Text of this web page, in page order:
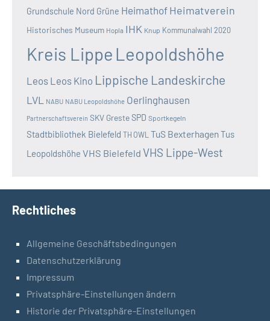
Grundschule Nord Grüne Heimathof Heimatverein
Historisches Museum Hopla IHK Knup Kommunalwahl 2020
Kreis Lippe Leopoldshöhe
Leos Leos Kino Lippische Landeskirche
LVL NABU NABU Leopoldshöhe Oerlinghausen
Partnerschaftsverein SKV GresteSPD Sportkegeln
Stadtbibliothek Bielefeld TH OWL TuS BexterhagenTus
Leopoldshöhe VHS Bielefeld VHS Lippe-West
Rechtliches
Allgemeine Geschäftsbedingungen
Datenschutzerklärung
Impressum
Privatsphäre-Einstellungen ändern
Historie der Privatsphäre-Einstellungen